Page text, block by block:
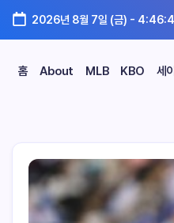
2026년 8월 7일 (금) -
홈 About MLB KBO 세